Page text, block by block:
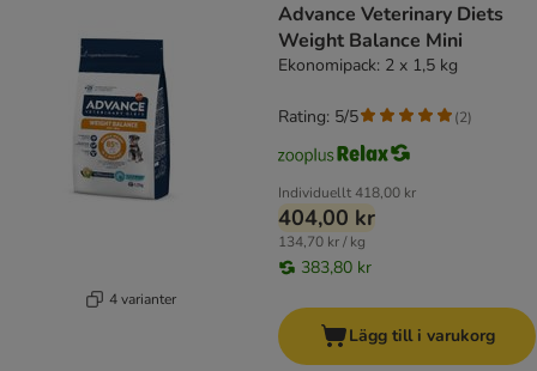
4 varianter
Advance Veterinary Diets
Weight Balance Mini
Ekonomipack: 2 x 1,5 kg
Individuellt418,00 kr
404,00 kr
134,70 kr / kg
383,80 kr
Rating: 5/5 (2)
Lägg till i varukorg